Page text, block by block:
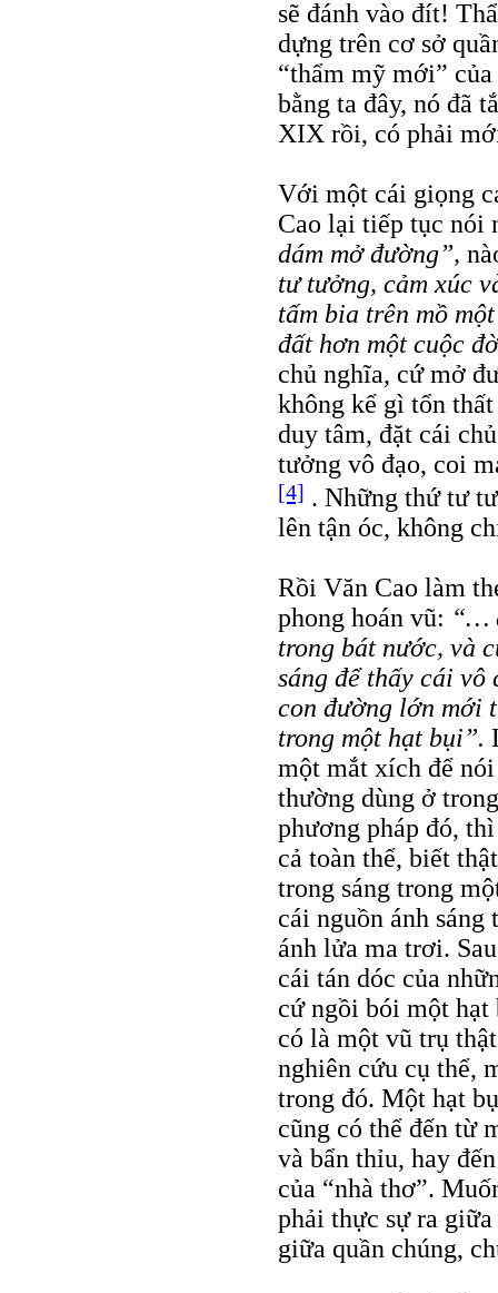
sẽ đánh vào đít!
dựng trên cơ sở
“thẩm mỹ mới”
bằng ta đây, nó đã
XIX rồi, có phải
Với một cái giọng
Cao lại tiếp tục nói
dám mở đường”,
tư tưởng, cảm xúc
tấm bia trên mồ
đất hơn một cuộc
chủ nghĩa, cứ mở
không kể gì tổn
duy tâm, đặt cái
tưởng vô đạo, coi
[4] . Những thứ tư
lên tận óc, không
Rồi Văn Cao làm
phong hoán vũ: “…
trong bát nước, và
sáng để thấy cái
con đường lớn mới
trong một hạt bụi”.
một mắt xích để
thường dùng ở
phương pháp đó,
cả toàn thể, biết
trong sáng trong
cái nguồn ánh
ánh lửa ma trơi.
cái tán dóc của
cứ ngồi bói một hạt
có là một vũ trụ
nghiên cứu cụ thể,
trong đó. Một hạt
cũng có thể đến từ
và bẩn thỉu, hay
của “nhà thơ”.
phải thực sự ra
giữa quần chúng,